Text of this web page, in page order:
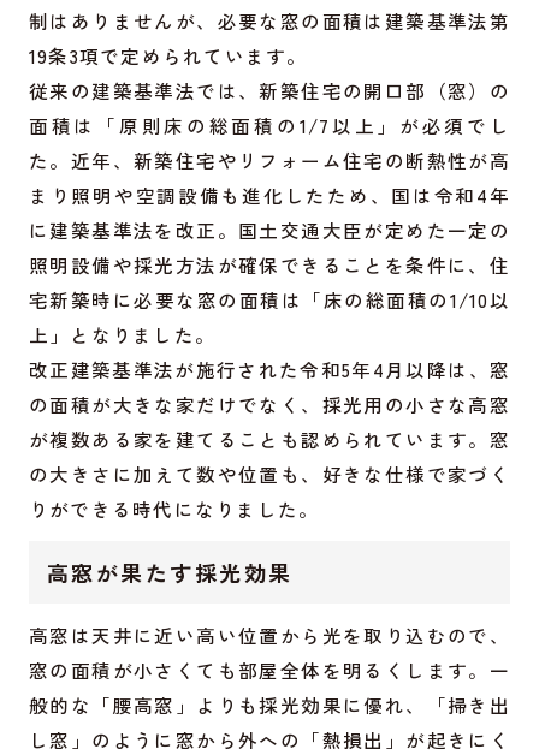
制はありませんが、必要な窓の面積は建築基準法第
19条3項で定められています。
従来の建築基準法では、新築住宅の開口部（窓）の
面積は「原則床の総面積の1/7以上」が必須でし
た。近年、新築住宅やリフォーム住宅の断熱性が高
まり照明や空調設備も進化したため、国は令和4年
に建築基準法を改正。国土交通大臣が定めた一定の
照明設備や採光方法が確保できることを条件に、住
宅新築時に必要な窓の面積は「床の総面積の1/10以
上」となりました。
改正建築基準法が施行された令和5年4月以降は、窓
の面積が大きな家だけでなく、採光用の小さな高窓
が複数ある家を建てることも認められています。窓
の大きさに加えて数や位置も、好きな仕様で家づく
りができる時代になりました。
高窓が果たす採光効果
高窓は天井に近い高い位置から光を取り込むので、
窓の面積が小さくても部屋全体を明るくします。一
般的な「腰高窓」よりも採光効果に優れ、「掃き出
し窓」のように窓から外への「熱損出」が起きにく